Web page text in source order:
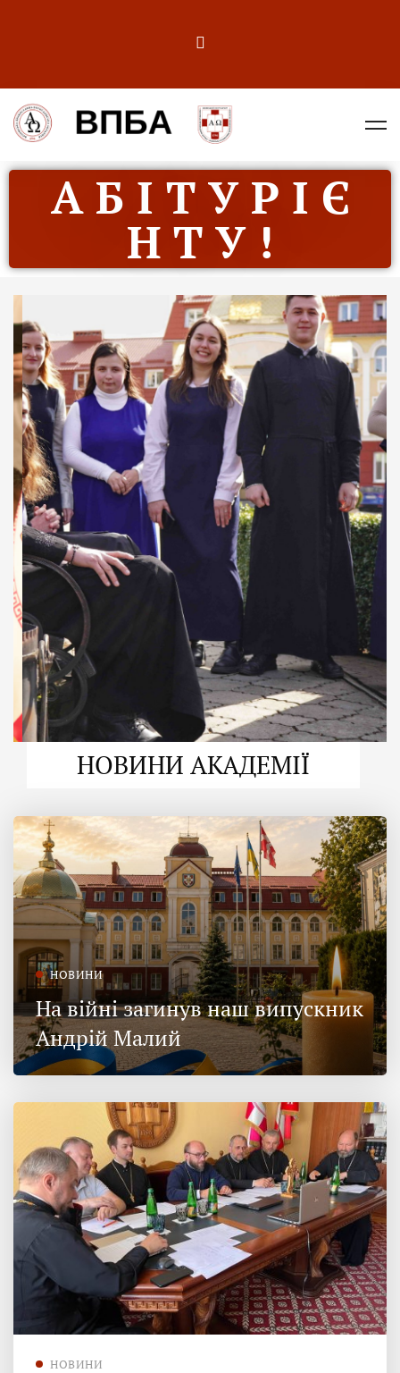
А Б І Т У Р І Є
Н Т У !
ДУХОВНО СИЛЬНІ!
ВПБА — спільнота, де
формується
покликання
Читати більше
НОВИНИ АКАДЕМІЇ
НОВИНИ
На війні загинув наш випускник
Андрій Малий
НОВИНИ